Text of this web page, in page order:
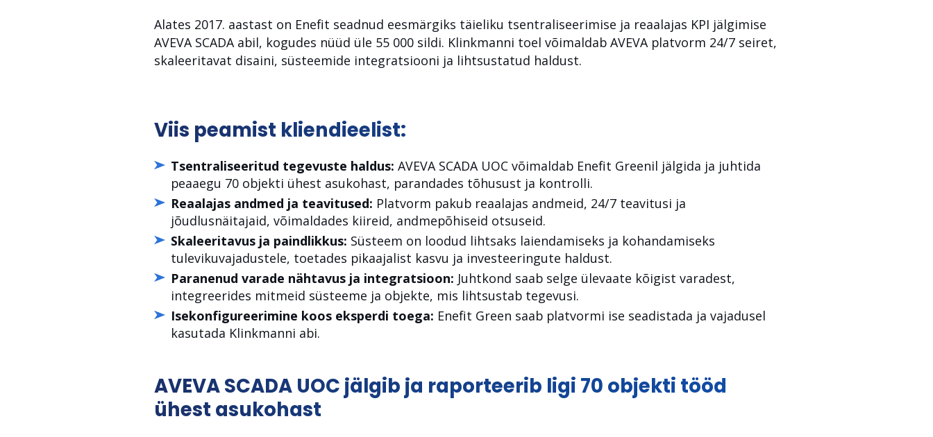
Alates 2017. aastast on Enefit seadnud eesmärgiks täieliku tsentraliseerimise ja reaalajas KPI jälgimise
AVEVA SCADA abil, kogudes nüüd üle 55 000 sildi. Klinkmanni toel võimaldab AVEVA platvorm 24/7 seiret,
skaleeritavat disaini, süsteemide integratsiooni ja lihtsustatud haldust.
Viis peamist kliendieelist:
Tsentraliseeritud tegevuste haldus: AVEVA SCADA UOC võimaldab Enefit Greenil jälgida ja juhtida
peaaegu 70 objekti ühest asukohast, parandades tõhusust ja kontrolli.
Reaalajas andmed ja teavitused: Platvorm pakub reaalajas andmeid, 24/7 teavitusi ja
jõudlusnäitajaid, võimaldades kiireid, andmepõhiseid otsuseid.
Skaleeritavus ja paindlikkus: Süsteem on loodud lihtsaks laiendamiseks ja kohandamiseks
tulevikuvajadustele, toetades pikaajalist kasvu ja investeeringute haldust.
Paranenud varade nähtavus ja integratsioon: Juhtkond saab selge ülevaate kõigist varadest,
integreerides mitmeid süsteeme ja objekte, mis lihtsustab tegevusi.
Isekonfigureerimine koos eksperdi toega: Enefit Green saab platvormi ise seadistada ja vajadusel
kasutada Klinkmanni abi.
AVEVA SCADA UOC jälgib ja raporteerib ligi 70 objekti tööd
ühest asukohast